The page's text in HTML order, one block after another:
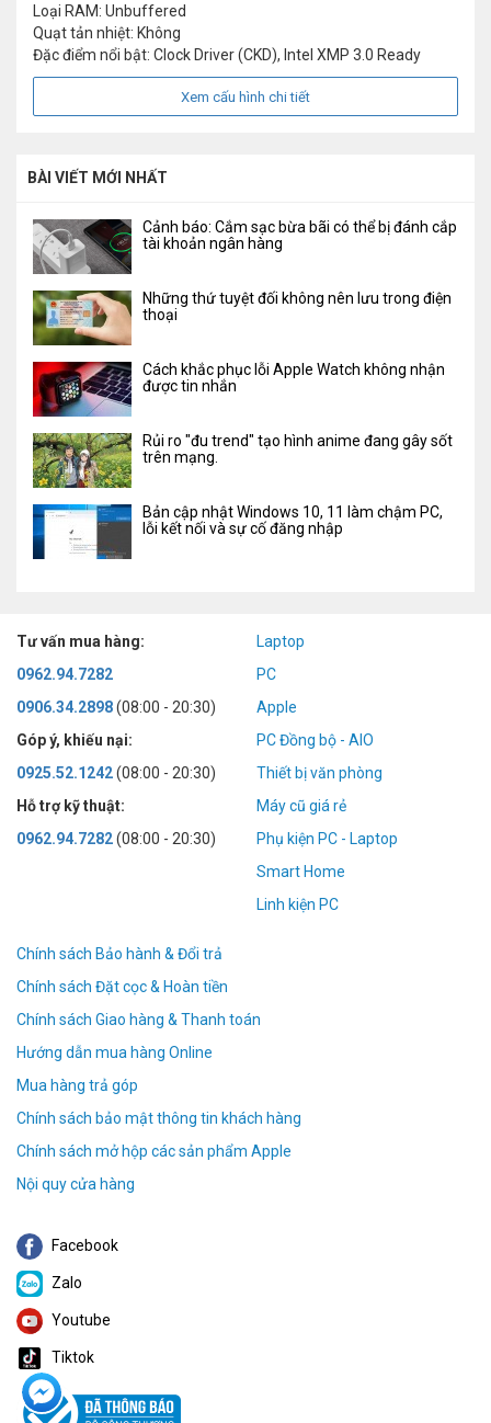
Loại RAM: Unbuffered
Quạt tản nhiệt: Không
Đặc điểm nổi bật: Clock Driver (CKD), Intel XMP 3.0 Ready
Xem cấu hình chi tiết
BÀI VIẾT MỚI NHẤT
Cảnh báo: Cắm sạc bừa bãi có thể bị đánh cắp
tài khoản ngân hàng
Những thứ tuyệt đối không nên lưu trong điện
thoại
Cách khắc phục lỗi Apple Watch không nhận
được tin nhắn
Rủi ro "đu trend" tạo hình anime đang gây sốt
trên mạng.
Bản cập nhật Windows 10, 11 làm chậm PC,
lỗi kết nối và sự cố đăng nhập
Tư vấn mua hàng:
0962.94.7282
0906.34.2898(08:00 - 20:30)
Góp ý, khiếu nại:
0925.52.1242(08:00 - 20:30)
Hỗ trợ kỹ thuật:
0962.94.7282(08:00 - 20:30)
Laptop
PC
Apple
PC Đồng bộ - AIO
Thiết bị văn phòng
Máy cũ giá rẻ
Phụ kiện PC - Laptop
Smart Home
Linh kiện PC
Chính sách Bảo hành & Đổi trả
Chính sách Đặt cọc & Hoàn tiền
Chính sách Giao hàng & Thanh toán
Hướng dẫn mua hàng Online
Mua hàng trả góp
Chính sách bảo mật thông tin khách hàng
Chính sách mở hộp các sản phẩm Apple
Nội quy cửa hàng
Facebook
Zalo
Youtube
Tiktok